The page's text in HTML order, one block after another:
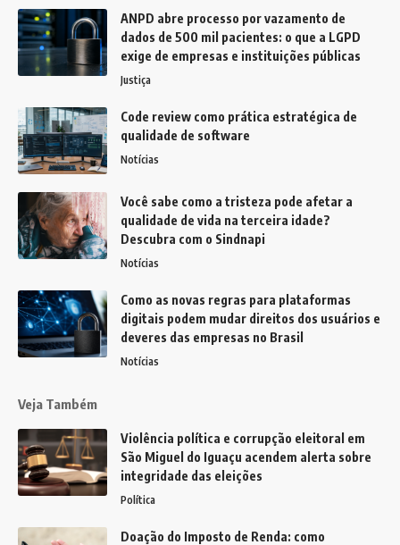
ANPD abre processo por vazamento de
dados de 500 mil pacientes: o que a LGPD
exige de empresas e instituições públicas
Justiça
Code review como prática estratégica de
qualidade de software
Notícias
Você sabe como a tristeza pode afetar a
qualidade de vida na terceira idade?
Descubra com o Sindnapi
Notícias
Como as novas regras para plataformas
digitais podem mudar direitos dos usuários e
deveres das empresas no Brasil
Notícias
Veja Também
Violência política e corrupção eleitoral em
São Miguel do Iguaçu acendem alerta sobre
integridade das eleições
Política
Doação do Imposto de Renda: como